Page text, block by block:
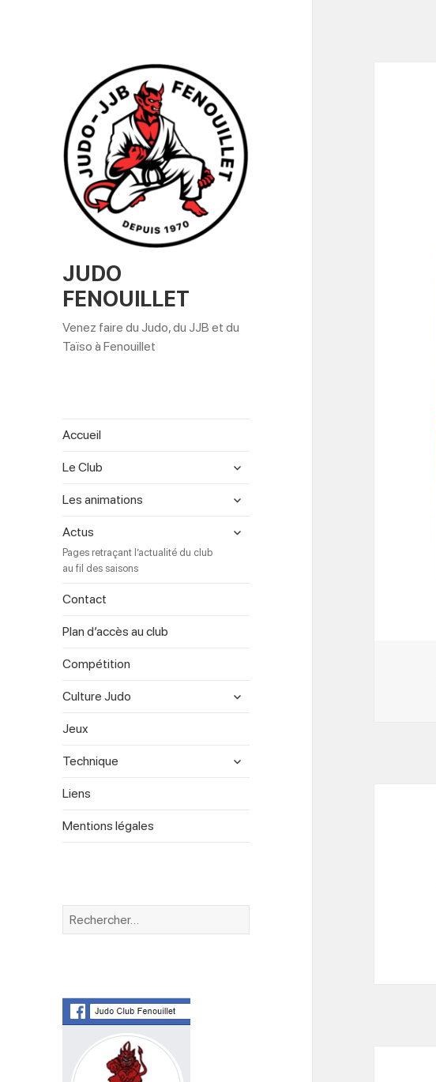
JUDO
FENOUILLET
Venez faire du Judo, du JJB et du
Taïso à Fenouillet
Accueil
Le Club
Les animations
Actus
Pages retraçant l’actualité du club
au fil des saisons
Contact
Plan d’accès au club
Compétition
Culture Judo
Jeux
Technique
Liens
Mentions légales
Rechercher :